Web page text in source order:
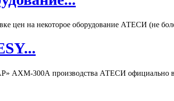
цен на некоторое оборудование АТЕСИ (не
АХМ-300А производства АТЕСИ официально